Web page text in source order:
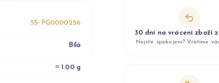
5S-PG0000256
Bílá
≈ 1.00 g
30 dní na vrácení zboží z
Nejste spokojeni? Vrátíme